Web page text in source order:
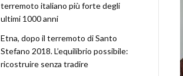
terremoto italiano più forte degli
ultimi 1000 anni
Etna, dopo il terremoto di Santo
Stefano 2018. L’equilibrio possibile:
ricostruire senza tradire